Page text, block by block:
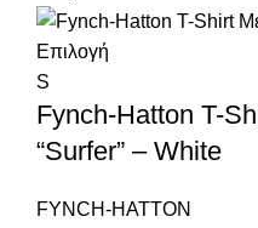
Επιλογή
S
Fynch-Hatton T-
“Surfer” – White
FYNCH-HATTON